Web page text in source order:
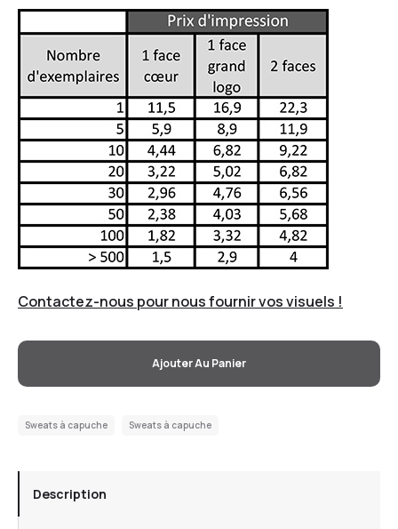
Contactez-nous pour nous fournir vos visuels !
Ajouter Au Panier
Sweats à capuche Sweats à capuche
Description